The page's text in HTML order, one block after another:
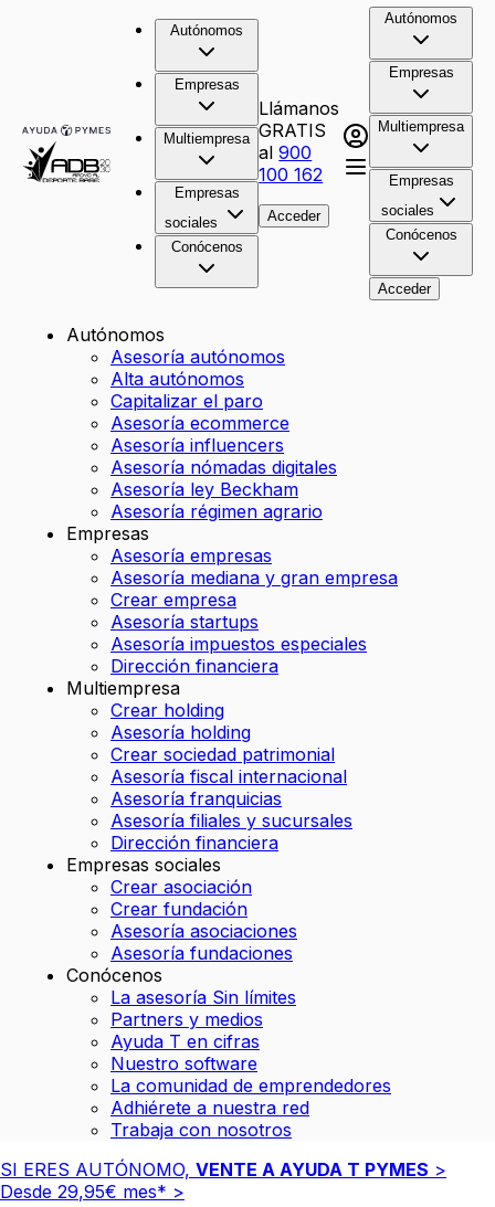
Autónomos
Empresas
Multiempresa
Empresas
sociales
Conócenos
Llámanos
GRATIS
al900
100 162
Acceder
Autónomos
Empresas
Multiempresa
Empresas
sociales
Conócenos
Acceder
Autónomos
Asesoría autónomos
Alta autónomos
Capitalizar el paro
Asesoría ecommerce
Asesoría influencers
Asesoría nómadas digitales
Asesoría ley Beckham
Asesoría régimen agrario
Empresas
Asesoría empresas
Asesoría mediana y gran empresa
Crear empresa
Asesoría startups
Asesoría impuestos especiales
Dirección financiera
Multiempresa
Crear holding
Asesoría holding
Crear sociedad patrimonial
Asesoría fiscal internacional
Asesoría franquicias
Asesoría filiales y sucursales
Dirección financiera
Empresas sociales
Crear asociación
Crear fundación
Asesoría asociaciones
Asesoría fundaciones
Conócenos
La asesoría Sin límites
Partners y medios
Ayuda T en cifras
Nuestro software
La comunidad de emprendedores
Adhiérete a nuestra red
Trabaja con nosotros
SI ERES AUTÓNOMO, VENTE A AYUDA T PYMES >
Desde 29,95€ mes* >